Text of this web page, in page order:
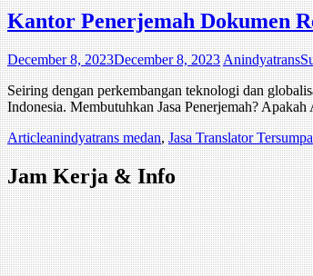
Kantor Penerjemah Dokumen
December 8, 2023December 8, 2023
Seiring dengan perkembangan teknologi dan
Indonesia. Membutuhkan Jasa Penerjemah?
Articleanindyatrans medan,Jasa Translator
Jam Kerja & Info